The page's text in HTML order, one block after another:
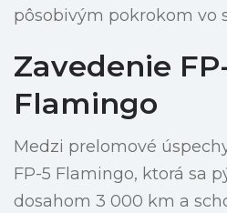
pôsobivým pokrokom vo
Zavedenie
Flamingo
Medzi prelomové
FP-5 Flamingo, ktorá sa
dosahom 3 000 km a